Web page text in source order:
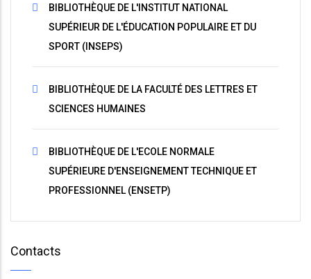
BIBLIOTHÈQUE DE L'INSTITUT NATIONAL
SUPÉRIEUR DE L'ÉDUCATION POPULAIRE ET DU
SPORT (INSEPS)
BIBLIOTHÈQUE DE LA FACULTÉ DES LETTRES ET
SCIENCES HUMAINES
BIBLIOTHÈQUE DE L'ECOLE NORMALE
SUPÉRIEURE D'ENSEIGNEMENT TECHNIQUE ET
PROFESSIONNEL (ENSETP)
Contacts